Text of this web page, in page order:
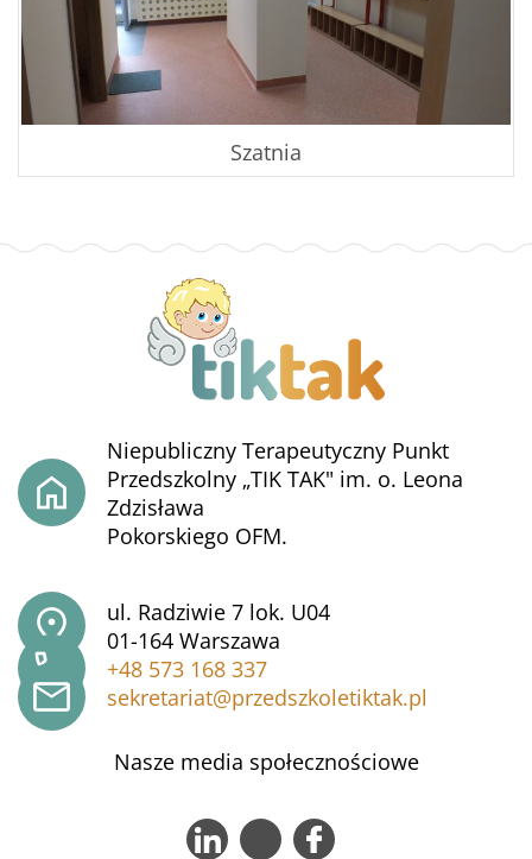
Szatnia
Niepubliczny Terapeutyczny Punkt
Przedszkolny „TIK TAK" im. o. Leona
Zdzisława
Pokorskiego OFM.
ul. Radziwie 7 lok. U04
01-164 Warszawa
+48 573 168 337
sekretariat@przedszkoletiktak.pl
Nasze media społecznościowe